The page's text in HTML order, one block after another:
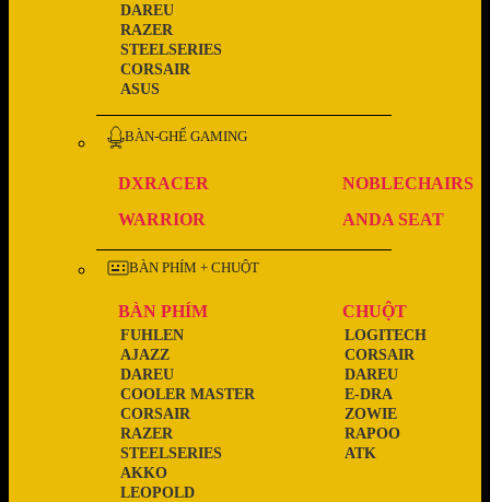
ASUS
CORSAIR
STEELSERIES
RAZER
DAREU
BÀN-GHẾ GAMING
DXRACER
NOBLECHAIRS
WARRIOR
ANDA SEAT
BÀN PHÍM + CHUỘT
BÀN PHÍM
LEOPOLD
AKKO
STEELSERIES
RAZER
CORSAIR
COOLER MASTER
DAREU
AJAZZ
FUHLEN
CHUỘT
ATK
RAPOO
ZOWIE
E-DRA
DAREU
CORSAIR
LOGITECH